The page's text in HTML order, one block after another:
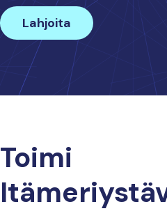
Lahjoita
Toimi